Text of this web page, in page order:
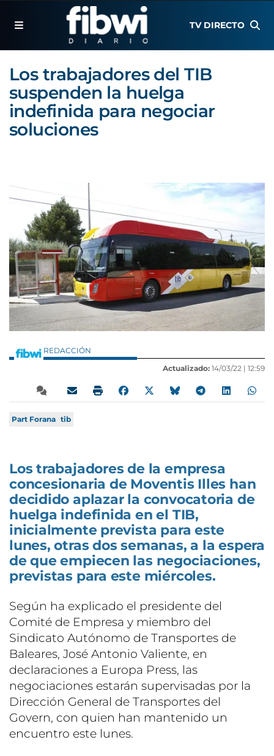
TV DIRECTO
Los trabajadores del TIB
suspenden la huelga
indefinida para negociar
soluciones
REDACCIÓN
Actualizado: 14/03/22 | 12:59
Part Forana tib
Los trabajadores de la empresa
concesionaria de Moventis Illes han
decidido aplazar la convocatoria de
huelga indefinida en el TIB,
inicialmente prevista para este
lunes, otras dos semanas, a la espera
de que empiecen las negociaciones,
previstas para este miércoles.
Según ha explicado el presidente del
Comité de Empresa y miembro del
Sindicato Autónomo de Transportes de
Baleares, José Antonio Valiente, en
declaraciones a Europa Press, las
negociaciones estarán supervisadas por la
Dirección General de Transportes del
Govern, con quien han mantenido un
encuentro este lunes.